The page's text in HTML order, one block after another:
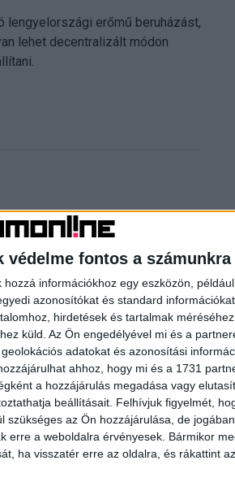
védelme fontos a számunkra
információkhoz egy eszközön,
azonosítókat és standard
hirdetések és tartalmak méréséhez,
küld. Az Ön engedélyével mi és a
adatokat és azonosítási
ahhoz, hogy mi és a 1731
a hozzájárulás megadása vagy
beállításait. Felhívjuk figyelmét,
az Ön hozzájárulása, de
erre a weboldalra érvényesek. Bármikor
ha visszatér erre az oldalra, és rákattint
lengyelországi erőmű beruházást,
lehet decentralizált módon
Következő cikk
fontosabb a rugalmas munkavégzés